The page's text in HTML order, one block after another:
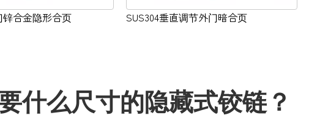
锌合金隐形合页 SUS304垂直调节外门暗合页
什么尺寸的隐藏式铰链？